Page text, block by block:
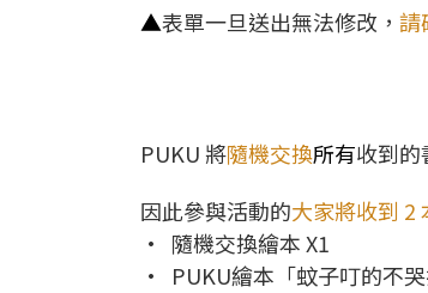
▲表單一旦送出無法修改， 請
PUKU 將隨機交換所有收到的
因此參與活動的大家將收到 2
• 隨機交換繪本 X1
• PUKU繪本「蚊子叮的不